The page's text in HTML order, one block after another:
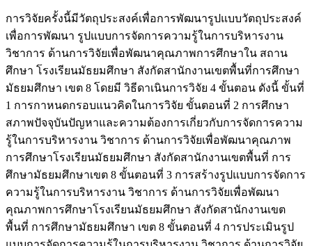
การวิจัยครั้งนี้มีวัตถุประสงค์เพื่อการพัฒนารูปแบบวัตถุประสงค์
เพื่อการพัฒนา รูปแบบการจัดการความรู้ในการบริหารงาน
วิชาการ ด้านการวิจัยเพื่อพัฒนาคุณภาพการศึกษาใน สถาน
ศึกษา โรงเรียนมัธยมศึกษา สังกัดสานักงานเขตพื้นที่การศึกษา
มัธยมศึกษา เขต 8 โดยมี วิธีดาเนินการวิจัย 4 ขั้นตอน ดังนี้ ขั้นที่
1 การกาหนดกรอบแนวคิดในการวิจัย ขั้นตอนที่ 2 การศึกษา
สภาพปัจจุบันปัญหาและความต้องการเกี่ยวกับการจัดการความ
รู้ในการบริหารงาน วิชาการ ด้านการวิจัยเพื่อพัฒนาคุณภาพ
การศึกษาโรงเรียนมัธยมศึกษา สังกัดสานักงานเขตพื้นที่ การ
ศึกษามัธยมศึกษาเขต 8 ขั้นตอนที่ 3 การสร้างรูปแบบการจัดการ
ความรู้ในการบริหารงาน วิชาการ ด้านการวิจัยเพื่อพัฒนา
คุณภาพการศึกษาโรงเรียนมัธยมศึกษา สังกัดสานักงานเขต
พื้นที่ การศึกษามัธยมศึกษา เขต 8 ขั้นตอนที่ 4 การประเมินรูป